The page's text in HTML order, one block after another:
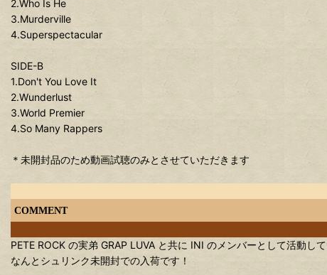
2.Who Is He
3.Murderville
4.Superspectacular
SIDE-B
1.Don't You Love It
2.Wunderlust
3.World Premier
4.So Many Rappers
＊未開封品のため動画試聴のみとさせていただきます
COMMENT
PETE ROCK の実弟 GRAP LUVA と共に INI のメンバーとして活動し
なんとシュリンク未開封での入荷です！